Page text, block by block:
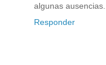
algunas ausencias...
Responder